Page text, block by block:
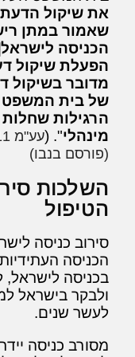
את שיקול
שאמור במתן
הכניסה
הפעלת שיקול
מדובר בשיקול
של בית המשפט
הרגילות
מינהלי". (עע"מ 11\8908
(פורסם בנבו)
השלכות
הטיפול
סירוב כניסה
הכניסה
בכניסה לישראל,
ולבקר בישראל
לעשר שנים.
מסורב כניסה